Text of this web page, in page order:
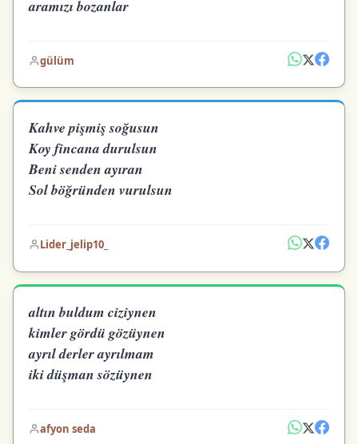
aramızı bozanlar
gülüm
Kahve pişmiş soğusun
Koy fincana durulsun
Beni senden ayıran
Sol böğründen vurulsun
Lider_jelip10_
altın buldum ciziynen
kimler gördü gözüynen
ayrıl derler ayrılmam
iki düşman sözüynen
afyon seda